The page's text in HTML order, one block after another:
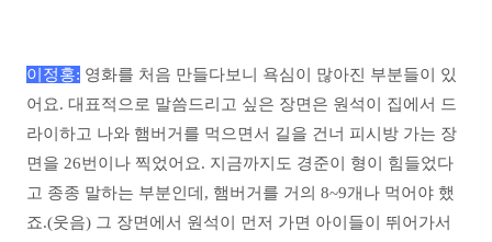
이정홍: 영화를 처음 만들다보니 욕심이 많아진 부분들이 있
어요. 대표적으로 말씀드리고 싶은 장면은 원석이 집에서 드
라이하고 나와 햄버거를 먹으면서 길을 건너 피시방 가는 장
면을 26번이나 찍었어요. 지금까지도 경준이 형이 힘들었다
고 종종 말하는 부분인데, 햄버거를 거의 8~9개나 먹어야 했
죠.(웃음) 그 장면에서 원석이 먼저 가면 아이들이 뛰어가서